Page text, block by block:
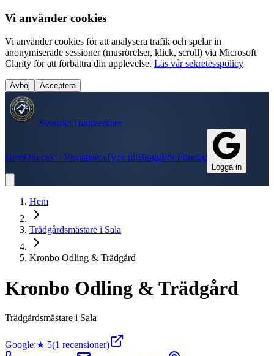
Vi använder cookies
Vi använder cookies för att analysera trafik och spelar in
anonymiserade sessioner (musrörelser, klick, scroll) via Microsoft
Clarity för att förbättra din upplevelse. Läs vår sekretesspolicy
Avböj Acceptera
Svenska Hantverkare
HemOm oss✨ VisualiseraTyck tillBloggFör Företag
Logga in
Hem
Trädgårdsmästare i Sala
Kronbo Odling & Trädgård
Kronbo Odling & Trädgård
Trädgårdsmästare i Sala
Google:★ 5(1 recensioner)